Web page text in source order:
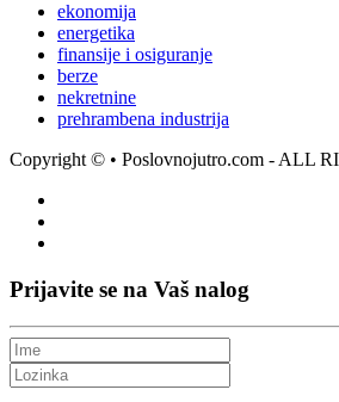
ekonomija
energetika
finansije i osiguranje
berze
nekretnine
prehrambena industrija
Copyright © • Poslovnojutro.com - ALL
Prijavite se na Vaš nalog